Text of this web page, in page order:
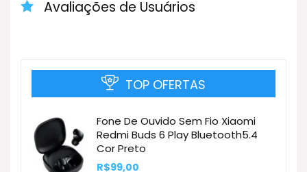
Avaliações de Usuários
TOP OFERTAS
Fone De Ouvido Sem Fio Xiaomi
Redmi Buds 6 Play Bluetooth5.4
Cor Preto
R$99,00